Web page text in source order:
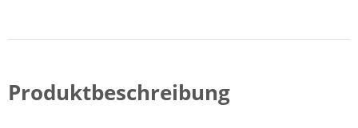
Produktbeschreibung